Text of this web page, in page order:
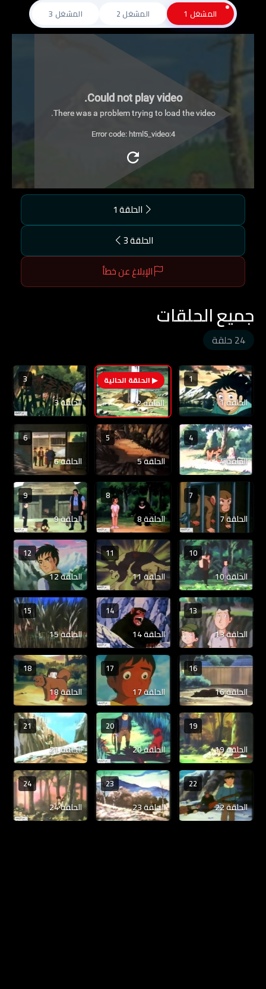
المشغل 1 المشغل 2 المشغل 3
Could not play video.
There was a problem trying to load the video.
Error code: html5_video:4
الحلقة 1
الحلقة 3
الإبلاغ عن خطأ
جميع الحلقات
24 حلقة
1
الحلقة 1
2
الحلقة 2
3
الحلقة 3
4
الحلقة 4
5
الحلقة 5
6
الحلقة 6
7
الحلقة 7
8
الحلقة 8
9
الحلقة 9
10
الحلقة 10
11
الحلقة 11
12
الحلقة 12
13
الحلقة 13
14
الحلقة 14
15
الحلقة 15
16
الحلقة 16
17
الحلقة 17
18
الحلقة 18
19
الحلقة 19
20
الحلقة 20
21
الحلقة 21
22
الحلقة 22
23
الحلقة 23
24
الحلقة 24